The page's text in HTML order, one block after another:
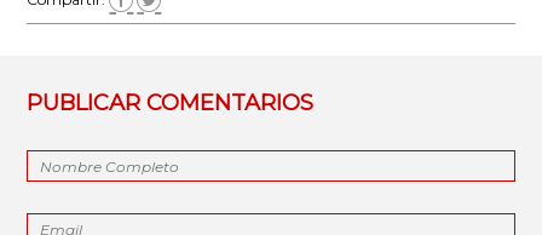
PUBLICAR COMENTARIOS